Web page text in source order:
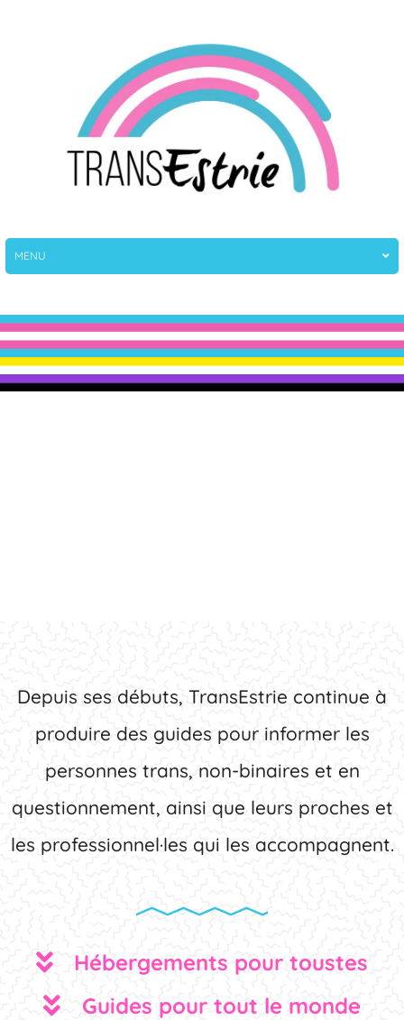
MENU
Depuis ses débuts, TransEstrie continue à
produire des guides pour informer les
personnes trans, non-binaires et en
questionnement, ainsi que leurs proches et
les professionnel·les qui les accompagnent.
Hébergements pour toustes
Guides pour tout le monde